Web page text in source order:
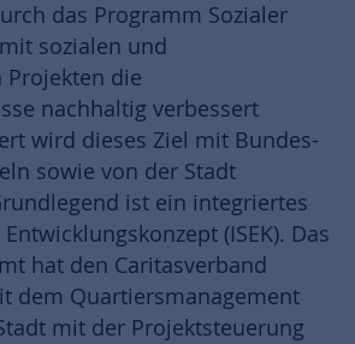
das Programm Sozialer
sozialen und
die
nachhaltig verbessert
wird dieses Ziel mit Bundes-
sowie von der Stadt
ist ein integriertes
(ISEK). Das
hat den Caritasverband
dem Quartiersmanagement
mit der Projektsteuerung